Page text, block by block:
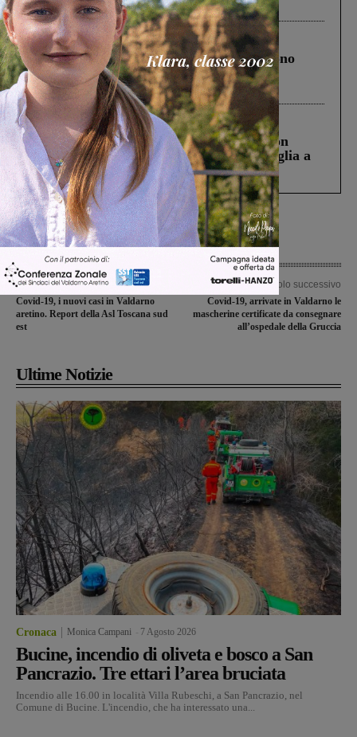
ringraziamento al Governo”
Cronaca 4 Agosto 2026
Un anno fa la strage in A1 in cui morirono
Gianni, Giulia e Franco. Lo schianto, il
processo, lo stop ai sorpassi fra tir....
Cronaca 3 Agosto 2026
Scomparso da una struttura di Castiglion
Fiorentino l’uomo che aveva ucciso la figlia a
Levane nel 2020
Articolo precedente
Covid-19, i nuovi casi in Valdarno
aretino. Report della Asl Toscana sud
est
Articolo successivo
Covid-19, arrivate in Valdarno le
mascherine certificate da consegnare
all’ospedale della Gruccia
Ultime Notizie
Cronaca Monica Campani 7 Agosto 2026
Bucine, incendio di oliveta e bosco a San
Pancrazio. Tre ettari l’area bruciata
Incendio alle 16.00 in località Villa Rubeschi, a San Pancrazio, nel
Comune di Bucine. L'incendio, che ha interessato una...